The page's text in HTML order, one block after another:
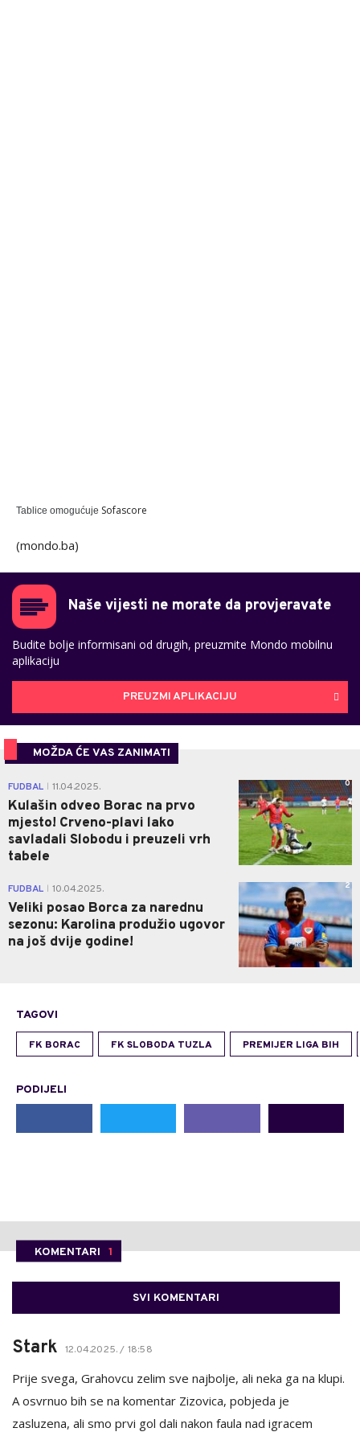
Tablice omogućuje Sofascore
(mondo.ba)
Naše vijesti ne morate da provjeravate
Budite bolje informisani od drugih, preuzmite Mondo mobilnu
aplikaciju
PREUZMI APLIKACIJU
MOŽDA ĆE VAS ZANIMATI
FUDBAL 11.04.2025.
Kulašin odveo Borac na prvo
mjesto! Crveno-plavi lako
savladali Slobodu i preuzeli vrh
tabele
0
FUDBAL 10.04.2025.
Veliki posao Borca za narednu
sezonu: Karolina produžio ugovor
na još dvije godine!
2
TAGOVI
FK BORAC FK SLOBODA TUZLA PREMIJER LIGA BIH
PODIJELI
KOMENTARI 1
SVI KOMENTARI
Stark 12.04.2025. / 18:58
Prije svega, Grahovcu zelim sve najbolje, ali neka ga na klupi.
A osvrnuo bih se na komentar Zizovica, pobjeda je
zasluzena, ali smo prvi gol dali nakon faula nad igracem